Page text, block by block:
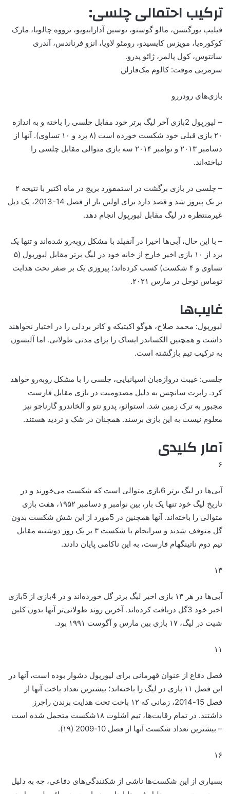
ترکیب احتمالی چلسی:
فیلیپ یورگنسن، مالو گوستو، توسین آدارابیویو، ترووه چالوبا، مارک
کوکوره‌یا، مویزس کایسیدو، رومئو لاویا، انزو فرناندس، آندری
سانتوس، کول پالمر، ژائو پدرو.
سرمربی موقت: کالوم مک‌فارلن
بازی‌های رودررو
– لیورپول 2بازی آخر لیگ برتر خود مقابل چلسی را باخته و به اندازه
۲۰ بازی قبلی خود شکست خورده است (۸ برد و ۱۰ تساوی). آنها از
دسامبر ۲۰۱۳ و نوامبر ۲۰۱۴ سه بازی متوالی مقابل چلسی را
نباخته‌اند.
– چلسی در بازی برگشت در استمفورد بریج در ماه اکتبر با نتیجه ۲
بر یک پیروز شد و قصد دارد برای اولین بار از فصل 14-2013، یک دبل
غیرمنتظره در لیگ مقابل لیورپول انجام دهد.
– با این حال، آبی‌ها اخیرا در آنفیلد با مشکل روبه‌رو شده‌اند و تنها یک
برد از ۱۰ بازی اخیر خارج از خانه خود در لیگ برتر مقابل لیورپول (۵
تساوی و ۴ شکست) کسب کرده‌اند؛ پیروزی یک بر صفر تحت هدایت
توماس توخل در مارس ۲۰۲۱.
غایب‌ها
لیورپول: محمد صلاح، هوگو اکیتیکه و کانر بردلی را در اختیار نخواهند
داشت و همچنین الکساندر ایساک را برای مدتی طولانی. اما آلیسون
به ترکیب تیم بازگشته است.
چلسی: غیبت دروازه‌بان اسپانیایی، چلسی را با مشکل روبه‌رو خواهد
کرد. رابرت سانچس به دلیل مصدومیت در بازی مقابل فارست
مجبور به ترک زمین شد. استوائو، پدرو نتو و آلخاندرو گارناچو نیز
معلوم نیست به این بازی برسند. همچنان در شک و تردید هستند.
آمار کلیدی
۶
آبی‌ها در لیگ برتر 6بازی متوالی است که شکست می‌خورند و در
تاریخ لیگ خود تنها یک بار، بین نوامبر و دسامبر ۱۹۵۲، هفت بازی
متوالی را باخته‌اند. آنها همچنین در 5مورد از این شش شکست بدون
گل متوقف شدند و سرانجام با شکست ۳ بر یک روز دوشنبه مقابل
تیم دوم ناتینگهام فارست، به این ناکامی پایان دادند.
۱۳
آبی‌ها در هر ۱۳ بازی اخیر لیگ برتر گل خورده‌اند و در 4بازی از 5بازی
اخیر خود 3گل دریافت کرده‌اند. آخرین روند طولانی‌تر آنها بدون کلین
شیت در لیگ، ۱۷ بازی بین مارس و آگوست ۱۹۹۱ بود.
۱۱
فصل دفاع از عنوان قهرمانی برای لیورپول دشوار بوده است، آنها در
این فصل ۱۱ بازی در لیگ را باخته‌اند؛ بیشترین تعداد باخت آنها از
فصل 15-2014، زمانی که ۱۲ باخت تحت هدایت برندن راجرز
داشتند. در تمام رقابت‌ها، تیم اشلوت ۱۸شکست متحمل شده است
– بیشترین تعداد شکست آنها از فصل 10-2009 (۱۹).
۱۶
بسیاری از این شکست‌ها ناشی از شکنندگی‌های دفاعی، چه به دلیل